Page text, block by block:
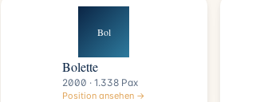
Bol
Bolette
2000 · 1.338 Pax
Position ansehen →